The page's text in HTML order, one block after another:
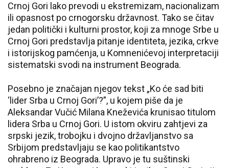
Crnoj Gori lako prevodi u ekstremizam, nacionalizam
ili opasnost po crnogorsku državnost. Tako se čitav
jedan politički i kulturni prostor, koji za mnoge Srbe u
Crnoj Gori predstavlja pitanje identiteta, jezika, crkve
i istorijskog pamćenja, u Komnenićevoj interpretaciji
sistematski svodi na instrument Beograda.
Posebno je značajan njegov tekst „Ko će sad biti
‘lider Srba u Crnoj Gori’?”, u kojem piše da je
Aleksandar Vučić Milana Kneževića krunisao titulom
lidera Srba u Crnoj Gori. U istom okviru zahtjevi za
srpski jezik, trobojku i dvojno državljanstvo sa
Srbijom predstavljaju se kao politikantstvo
ohrabreno iz Beograda. Upravo je tu suštinski